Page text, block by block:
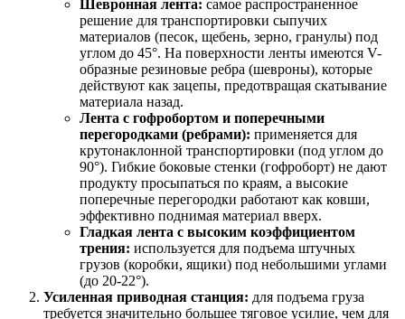
Шевронная лента: самое распространенное
решение для транспортировки сыпучих
материалов (песок, щебень, зерно, гранулы) под
углом до 45°. На поверхности ленты имеются V-
образные резиновые ребра (шевроны), которые
действуют как зацепы, предотвращая скатывание
материала назад.
Лента с гофробортом и поперечными
перегородками (ребрами): применяется для
крутонаклонной транспортировки (под углом до
90°). Гибкие боковые стенки (гофроборт) не дают
продукту просыпаться по краям, а высокие
поперечные перегородки работают как ковши,
эффективно поднимая материал вверх.
Гладкая лента с высоким коэффициентом
трения: используется для подъема штучных
грузов (коробки, ящики) под небольшими углами
(до 20-22°).
Усиленная приводная станция: для подъема груза
требуется значительно большее тяговое усилие, чем для